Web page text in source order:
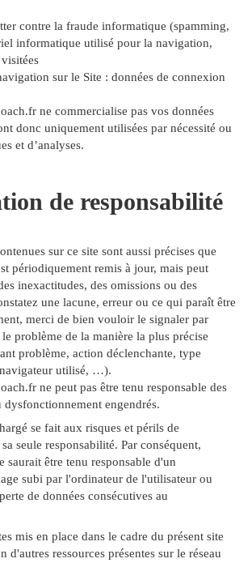
contre la fraude informatique (spamming,
informatique utilisé pour la navigation,
visitées
sur le Site : données de connexion
ne commercialise pas vos données
donc uniquement utilisées par nécessité ou
et d’analyses.
de responsabilité
sur ce site sont aussi précises que
périodiquement remis à jour, mais peut
inexactitudes, des omissions ou des
une lacune, erreur ou ce qui paraît être
merci de bien vouloir le signaler par
problème de la manière la plus précise
problème, action déclenchante, type
utilisé, …).
ne peut pas être tenu responsable des
dysfonctionnement engendrés.
se fait aux risques et périls de
seule responsabilité. Par conséquent,
saurait être tenu responsable d'un
subi par l'ordinateur de l'utilisateur ou
de données consécutives au
mis en place dans le cadre du présent site
d'autres ressources présentes sur le réseau